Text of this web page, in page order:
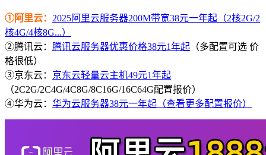
①阿里云： 2025阿里云服务器200M带宽38元一年起（2核2G/2
核4G/4核8G...）
②腾讯云： 腾讯云服务器优惠价格38元1年起 （多配置可选 价
格很低）
③京东云： 京东云轻量云主机49元1年起
（2C2G/2C4G/4C8G/8C16G/16C64G配置报价）
④华为云： 华为云服务器38元一年起（查看更多配置报价）